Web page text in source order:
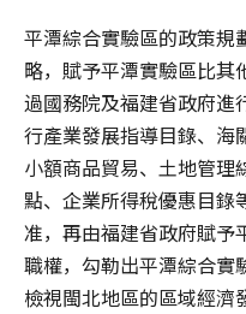
平潭綜合實驗區的政策規
略，賦予平潭實驗區比其
過國務院及福建省政府進
行產業發展指導目錄、海
小額商品貿易、土地管理
點、企業所得稅優惠目錄
准，再由福建省政府賦予
職權，勾勒出平潭綜合實
檢視閩北地區的區域經濟